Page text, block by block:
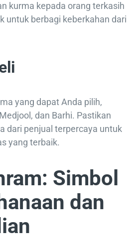
kurma kepada orang terkasih
untuk berbagi keberkahan dari
yang dapat Anda pilih,
dan Barhi. Pastikan
dari penjual terpercaya untuk
yang terbaik.
Simbol
dan